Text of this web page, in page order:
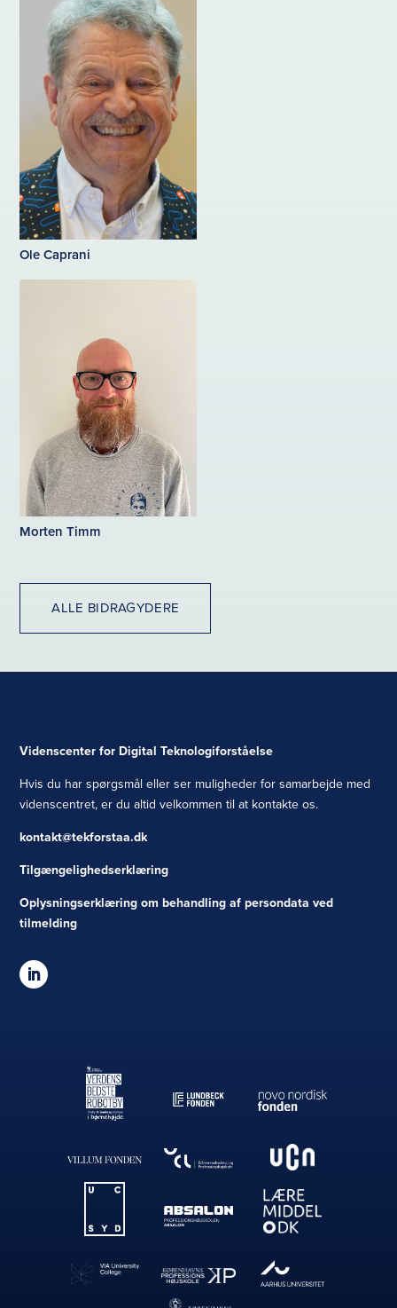
Ole Caprani
Morten Timm
ALLE BIDRAGYDERE
Videnscenter for Digital Teknologiforståelse
Hvis du har spørgsmål eller ser muligheder for samarbejde med
videnscentret, er du altid velkommen til at kontakte os.
kontakt@tekforstaa.dk
Tilgængelighedserklæring
Oplysningserklæring om behandling af persondata ved
tilmelding